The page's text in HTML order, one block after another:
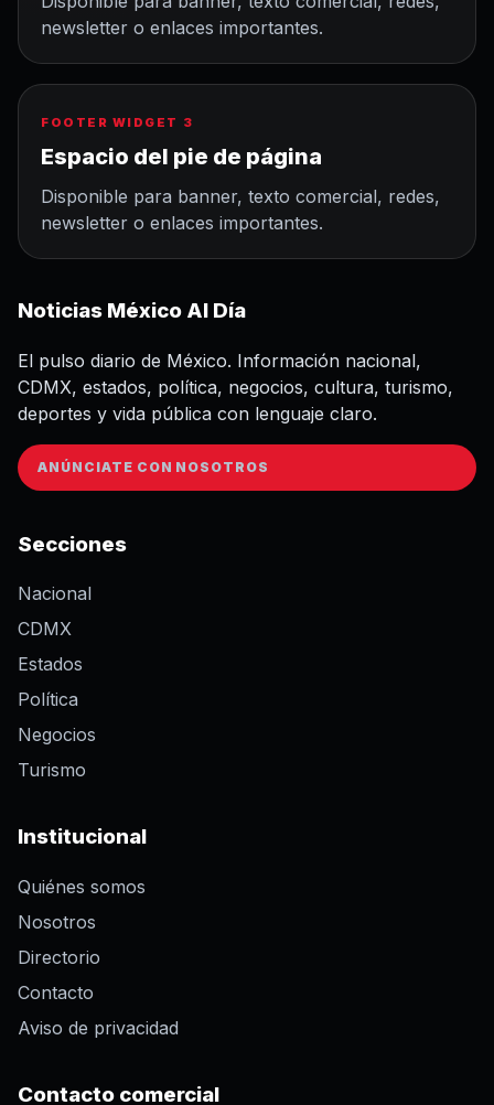
newsletter o enlaces importantes.
FOOTER WIDGET 3
Espacio del pie de página
Disponible para banner, texto comercial, redes,
newsletter o enlaces importantes.
Noticias México Al Día
El pulso diario de México. Información nacional,
CDMX, estados, política, negocios, cultura, turismo,
deportes y vida pública con lenguaje claro.
ANÚNCIATE CON NOSOTROS
Secciones
Nacional
CDMX
Estados
Política
Negocios
Turismo
Institucional
Quiénes somos
Nosotros
Directorio
Contacto
Aviso de privacidad
Contacto comercial